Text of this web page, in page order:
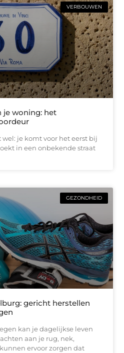
VERBOUWEN
je woning: het
je komt voor het eerst bij
in een onbekende straat
GEZONDHEID
gericht herstellen
kan je dagelijkse leven
aan je rug, nek,
ervoor zorgen dat